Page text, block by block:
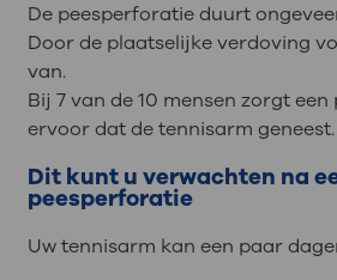
De peesperforatie duurt
Door de plaatselijke verdoving
van.
Bij 7 van de 10 mensen zorgt
ervoor dat de tennisarm geneest.
Dit kunt u verwachten na
peesperforatie
Uw tennisarm kan een paar